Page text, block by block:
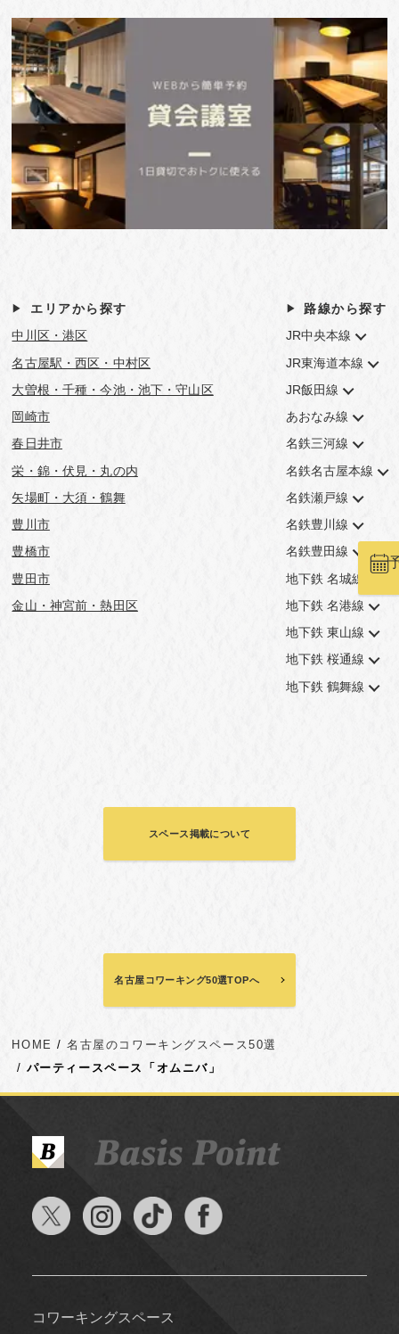
エリアから探す
中川区・港区
名古屋駅・西区・中村区
大曽根・千種・今池・池下・守山区
岡崎市
春日井市
栄・錦・伏見・丸の内
矢場町・大須・鶴舞
豊川市
豊橋市
豊田市
金山・神宮前・熱田区
路線から探す
JR中央本線
JR東海道本線
JR飯田線
あおなみ線
名鉄三河線
名鉄名古屋本線
名鉄瀬戸線
名鉄豊川線
名鉄豊田線
地下鉄 名城線
地下鉄 名港線
地下鉄 東山線
地下鉄 桜通線
地下鉄 鶴舞線
スペース掲載について
名古屋コワーキング50選TOPへ
HOME
名古屋のコワーキングスペース50選
パーティースペース「オムニバ」
コワーキングスペース